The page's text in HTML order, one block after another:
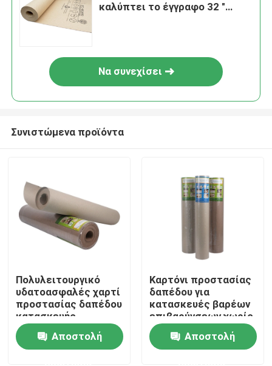
Σπίτι
Σχετικά με εμάς
καλύπτει το έγγραφο 32 "
Να συνεχίσει
Συνιστώμενα προϊόντα
Πολυλειτουργικό
υδατοασφαλές χαρτί
προστασίας δαπέδου
κατασκευής
Αποστολή
Καρτόνι προστασίας
δαπέδου για
κατασκευές βαρέων
επιβαρύνσεων χωρίς
επικάλυψη 38' × 100'
Αποστολή